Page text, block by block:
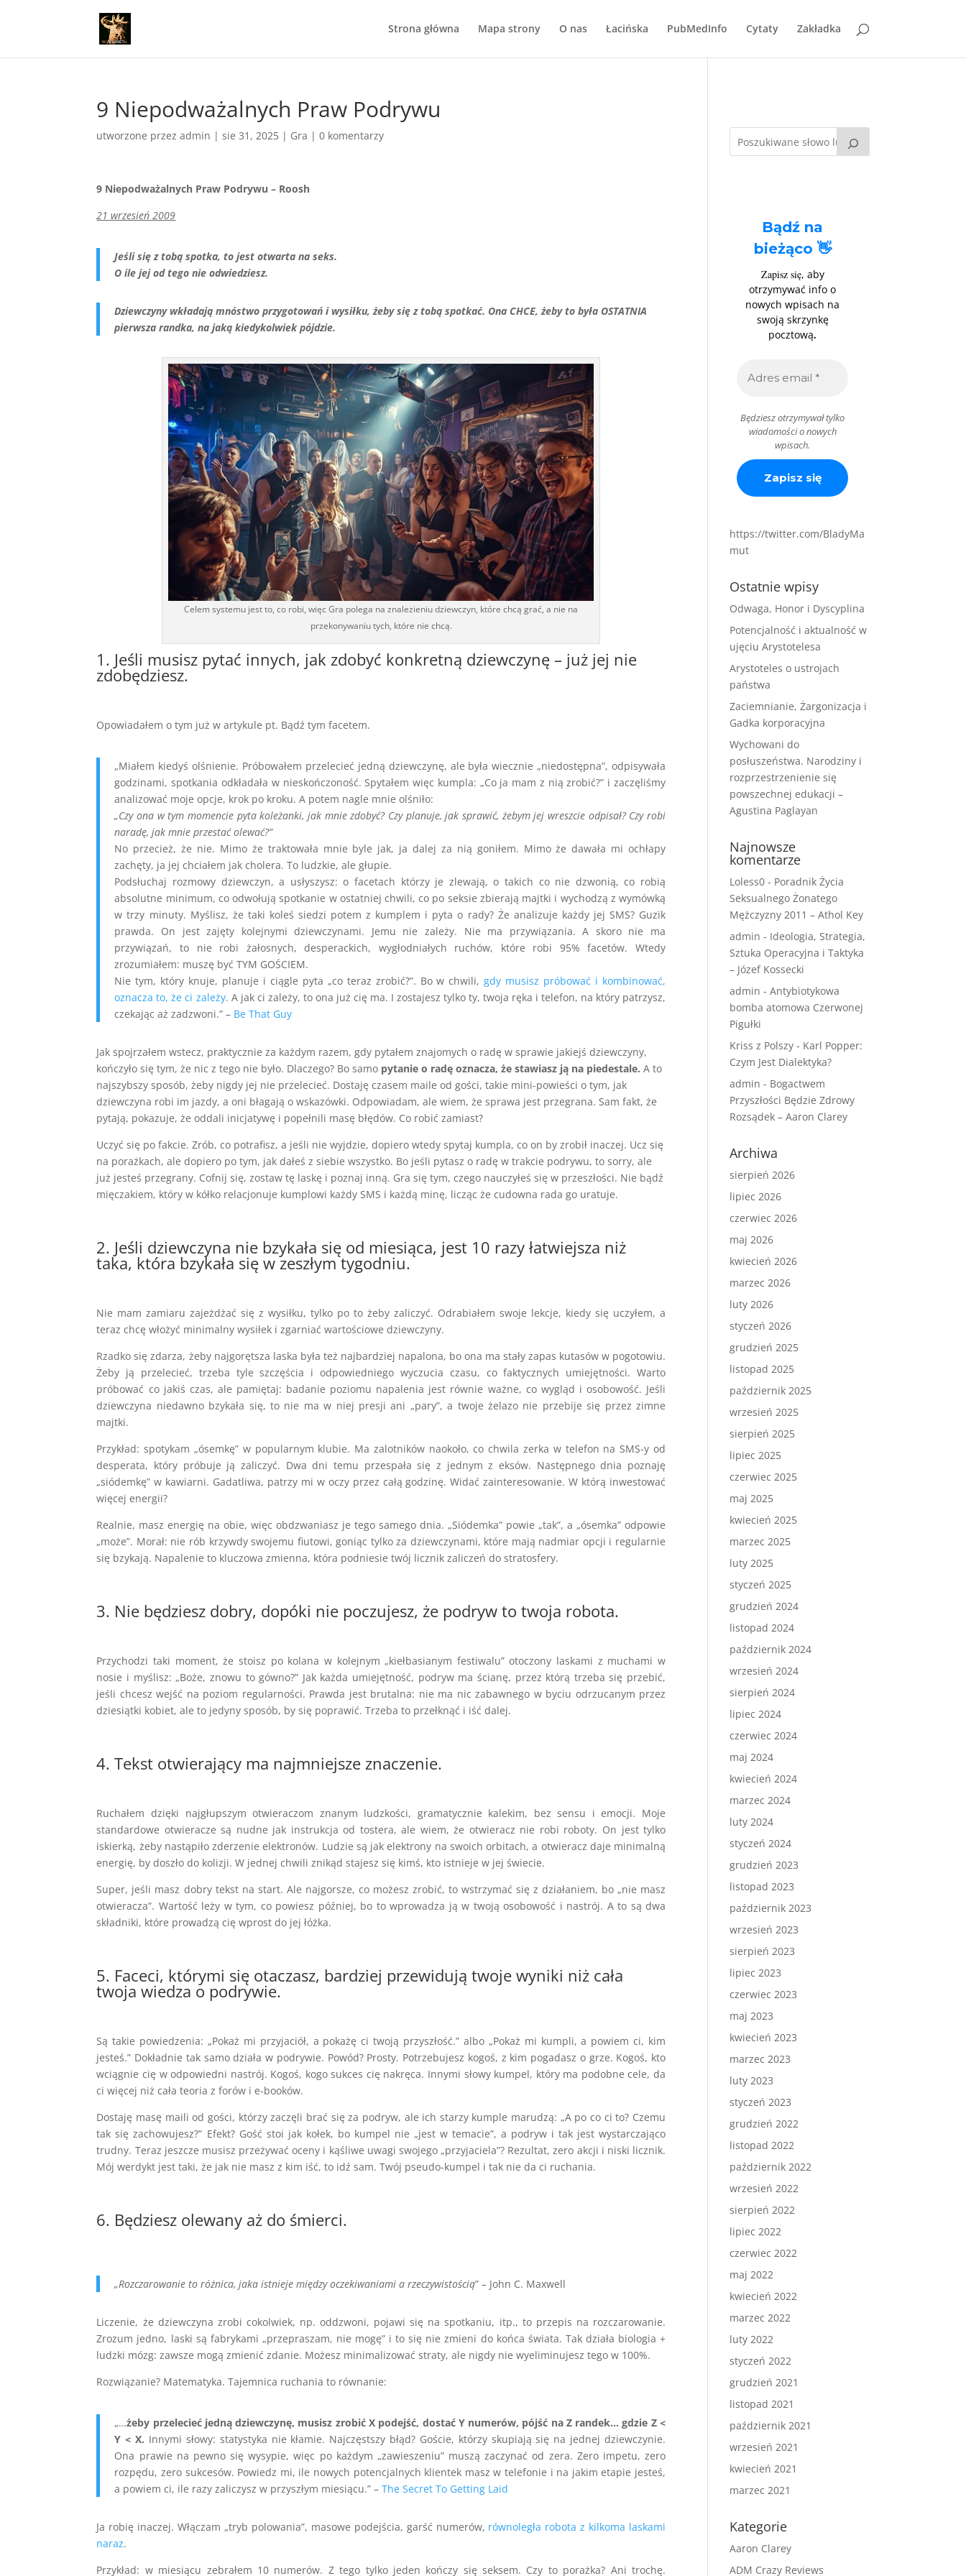
Strona główna Mapa strony O nas Łacińska PubMedInfo Cytaty Zakładka
9 Niepodważalnych Praw Podrywu
utworzone przezadmin |sie 31, 2025 | Gra |0 komentarzy
9 Niepodważalnych Praw Podrywu – Roosh
21 wrzesień 2009
Jeśli się z tobą spotka, to jest otwarta na seks.
O ile jej od tego nie odwiedziesz.
Dziewczyny wkładają mnóstwo przygotowań i wysiłku, żeby się z tobą spotkać. Ona CHCE, żeby to była OSTATNIA
pierwsza randka, na jaką kiedykolwiek pójdzie.
Celem systemu jest to, co robi, więc Gra polega na znalezieniu dziewczyn, które chcą grać, a nie na
przekonywaniu tych, które nie chcą.
1. Jeśli musisz pytać innych, jak zdobyć konkretną dziewczynę – już jej nie
zdobędziesz.
Opowiadałem o tym już w artykule pt. Bądź tym facetem.
„Miałem kiedyś olśnienie. Próbowałem przelecieć jedną dziewczynę, ale była wiecznie „niedostępna”, odpisywała
godzinami, spotkania odkładała w nieskończoność. Spytałem więc kumpla: „Co ja mam z nią zrobić?” i zaczęliśmy
analizować moje opcje, krok po kroku. A potem nagle mnie olśniło:
„Czy ona w tym momencie pyta koleżanki, jak mnie zdobyć? Czy planuje, jak sprawić, żebym jej wreszcie odpisał? Czy robi
naradę, jak mnie przestać olewać?”
No przecież, że nie. Mimo że traktowała mnie byle jak, ja dalej za nią goniłem. Mimo że dawała mi ochłapy
zachęty, ja jej chciałem jak cholera. To ludzkie, ale głupie.
Podsłuchaj rozmowy dziewczyn, a usłyszysz: o facetach którzy je zlewają, o takich co nie dzwonią, co robią
absolutne minimum, co odwołują spotkanie w ostatniej chwili, co po seksie zbierają majtki i wychodzą z wymówką
w trzy minuty. Myślisz, że taki koleś siedzi potem z kumplem i pyta o rady? Że analizuje każdy jej SMS? Guzik
prawda. On jest zajęty kolejnymi dziewczynami. Jemu nie zależy. Nie ma przywiązania. A skoro nie ma
przywiązań, to nie robi żałosnych, desperackich, wygłodniałych ruchów, które robi 95% facetów. Wtedy
zrozumiałem: muszę być TYM GOŚCIEM.
Nie tym, który knuje, planuje i ciągle pyta „co teraz zrobić?”. Bo w chwili,gdy musisz próbować i kombinować,
oznacza to, że ci zależy. A jak ci zależy, to ona już cię ma. I zostajesz tylko ty, twoja ręka i telefon, na który patrzysz,
czekając aż zadzwoni.” – Be That Guy
Jak spojrzałem wstecz, praktycznie za każdym razem, gdy pytałem znajomych o radę w sprawie jakiejś dziewczyny,
kończyło się tym, że nic z tego nie było. Dlaczego? Bo samo pytanie o radę oznacza, że stawiasz ją na piedestale.A to
najszybszy sposób, żeby nigdy jej nie przelecieć. Dostaję czasem maile od gości, takie mini-powieści o tym, jak
dziewczyna robi im jazdy, a oni błagają o wskazówki. Odpowiadam, ale wiem, że sprawa jest przegrana. Sam fakt, że
pytają, pokazuje, że oddali inicjatywę i popełnili masę błędów. Co robić zamiast?
Uczyć się po fakcie. Zrób, co potrafisz, a jeśli nie wyjdzie, dopiero wtedy spytaj kumpla, co on by zrobił inaczej. Ucz się
na porażkach, ale dopiero po tym, jak dałeś z siebie wszystko. Bo jeśli pytasz o radę w trakcie podrywu, to sorry, ale
już jesteś przegrany. Cofnij się, zostaw tę laskę i poznaj inną. Gra się tym, czego nauczyłeś się w przeszłości. Nie bądź
mięczakiem, który w kółko relacjonuje kumplowi każdy SMS i każdą minę, licząc że cudowna rada go uratuje.
2. Jeśli dziewczyna nie bzykała się od miesiąca, jest 10 razy łatwiejsza niż
taka, która bzykała się w zeszłym tygodniu.
Nie mam zamiaru zajeżdżać się z wysiłku, tylko po to żeby zaliczyć. Odrabiałem swoje lekcje, kiedy się uczyłem, a
teraz chcę włożyć minimalny wysiłek i zgarniać wartościowe dziewczyny.
Rzadko się zdarza, żeby najgorętsza laska była też najbardziej napalona, bo ona ma stały zapas kutasów w pogotowiu.
Żeby ją przelecieć, trzeba tyle szczęścia i odpowiedniego wyczucia czasu, co faktycznych umiejętności. Warto
próbować co jakiś czas, ale pamiętaj: badanie poziomu napalenia jest równie ważne, co wygląd i osobowość. Jeśli
dziewczyna niedawno bzykała się, to nie ma w niej presji ani „pary”, a twoje żelazo nie przebije się przez zimne
majtki.
Przykład: spotykam „ósemkę” w popularnym klubie. Ma zalotników naokoło, co chwila zerka w telefon na SMS-y od
desperata, który próbuje ją zaliczyć. Dwa dni temu przespała się z jednym z eksów. Następnego dnia poznaję
„siódemkę” w kawiarni. Gadatliwa, patrzy mi w oczy przez całą godzinę. Widać zainteresowanie. W którą inwestować
więcej energii?
Realnie, masz energię na obie, więc obdzwaniasz je tego samego dnia. „Siódemka” powie „tak”, a „ósemka” odpowie
„może”. Morał: nie rób krzywdy swojemu fiutowi, goniąc tylko za dziewczynami, które mają nadmiar opcji i regularnie
się bzykają. Napalenie to kluczowa zmienna, która podniesie twój licznik zaliczeń do stratosfery.
3. Nie będziesz dobry, dopóki nie poczujesz, że podryw to twoja robota.
Przychodzi taki moment, że stoisz po kolana w kolejnym „kiełbasianym festiwalu” otoczony laskami z muchami w
nosie i myślisz: „Boże, znowu to gówno?” Jak każda umiejętność, podryw ma ścianę, przez którą trzeba się przebić,
jeśli chcesz wejść na poziom regularności. Prawda jest brutalna: nie ma nic zabawnego w byciu odrzucanym przez
dziesiątki kobiet, ale to jedyny sposób, by się poprawić. Trzeba to przełknąć i iść dalej.
4. Tekst otwierający ma najmniejsze znaczenie.
Ruchałem dzięki najgłupszym otwieraczom znanym ludzkości, gramatycznie kalekim, bez sensu i emocji. Moje
standardowe otwieracze są nudne jak instrukcja od tostera, ale wiem, że otwieracz nie robi roboty. On jest tylko
iskierką, żeby nastąpiło zderzenie elektronów. Ludzie są jak elektrony na swoich orbitach, a otwieracz daje minimalną
energię, by doszło do kolizji. W jednej chwili znikąd stajesz się kimś, kto istnieje w jej świecie.
Super, jeśli masz dobry tekst na start. Ale najgorsze, co możesz zrobić, to wstrzymać się z działaniem, bo „nie masz
otwieracza”. Wartość leży w tym, co powiesz później, bo to wprowadza ją w twoją osobowość i nastrój. A to są dwa
składniki, które prowadzą cię wprost do jej łóżka.
5. Faceci, którymi się otaczasz, bardziej przewidują twoje wyniki niż cała
twoja wiedza o podrywie.
Są takie powiedzenia: „Pokaż mi przyjaciół, a pokażę ci twoją przyszłość.” albo „Pokaż mi kumpli, a powiem ci, kim
jesteś.” Dokładnie tak samo działa w podrywie. Powód? Prosty. Potrzebujesz kogoś, z kim pogadasz o grze. Kogoś, kto
wciągnie cię w odpowiedni nastrój. Kogoś, kogo sukces cię nakręca. Innymi słowy kumpel, który ma podobne cele, da
ci więcej niż cała teoria z forów i e-booków.
Dostaję masę maili od gości, którzy zaczęli brać się za podryw, ale ich starzy kumple marudzą: „A po co ci to? Czemu
tak się zachowujesz?” Efekt? Gość stoi jak kołek, bo kumpel nie „jest w temacie”, a podryw i tak jest wystarczająco
trudny. Teraz jeszcze musisz przeżywać oceny i kąśliwe uwagi swojego „przyjaciela”? Rezultat, zero akcji i niski licznik.
Mój werdykt jest taki, że jak nie masz z kim iść, to idź sam. Twój pseudo-kumpel i tak nie da ci ruchania.
6. Będziesz olewany aż do śmierci.
„Rozczarowanie to różnica, jaka istnieje między oczekiwaniami a rzeczywistością” – John C. Maxwell
Liczenie, że dziewczyna zrobi cokolwiek, np. oddzwoni, pojawi się na spotkaniu, itp., to przepis na rozczarowanie.
Zrozum jedno, laski są fabrykami „przepraszam, nie mogę” i to się nie zmieni do końca świata. Tak działa biologia +
ludzki mózg: zawsze mogą zmienić zdanie. Możesz minimalizować straty, ale nigdy nie wyeliminujesz tego w 100%.
Rozwiązanie? Matematyka. Tajemnica ruchania to równanie:
„…żeby przelecieć jedną dziewczynę, musisz zrobić X podejść, dostać Y numerów, pójść na Z randek… gdzie Z <
Y < X. Innymi słowy: statystyka nie kłamie. Najczęstszy błąd? Goście, którzy skupiają się na jednej dziewczynie.
Ona prawie na pewno się wysypie, więc po każdym „zawieszeniu” muszą zaczynać od zera. Zero impetu, zero
rozpędu, zero sukcesów. Powiedz mi, ile nowych potencjalnych klientek masz w telefonie i na jakim etapie jesteś,
a powiem ci, ile razy zaliczysz w przyszłym miesiącu.” –The Secret To Getting Laid
Ja robię inaczej. Włączam „tryb polowania”, masowe podejścia, garść numerów, równoległa robota z kilkoma laskami
naraz.
Przykład: w miesiącu zebrałem 10 numerów. Z tego tylko jeden kończy się seksem. Czy to porażka? Ani trochę.
Bądź na
bieżąco 👋
Zapisz się, aby
otrzymywać info o
nowych wpisach na
swoją skrzynkę
pocztową.
Będziesz otrzymywał tylko
wiadomości o nowych
wpisach.
https://twitter.com/BladyMa
mut
Ostatnie wpisy
Odwaga, Honor i Dyscyplina
Potencjalność i aktualność w
ujęciu Arystotelesa
Arystoteles o ustrojach
państwa
Zaciemnianie, Żargonizacja i
Gadka korporacyjna
Wychowani do
posłuszeństwa. Narodziny i
rozprzestrzenienie się
powszechnej edukacji –
Agustina Paglayan
Najnowsze
komentarze
Loless0 - Poradnik Życia
Seksualnego Żonatego
Mężczyzny 2011 – Athol Key
admin - Ideologia, Strategia,
Sztuka Operacyjna i Taktyka
– Józef Kossecki
admin -Antybiotykowa
bomba atomowa Czerwonej
Pigułki
Kriss z Polszy - Karl Popper:
Czym Jest Dialektyka?
admin - Bogactwem
Przyszłości Będzie Zdrowy
Rozsądek – Aaron Clarey
Archiwa
sierpień 2026
lipiec 2026
czerwiec 2026
maj 2026
kwiecień 2026
marzec 2026
luty 2026
styczeń 2026
grudzień 2025
listopad 2025
październik 2025
wrzesień 2025
sierpień 2025
lipiec 2025
czerwiec 2025
maj 2025
kwiecień 2025
marzec 2025
luty 2025
styczeń 2025
grudzień 2024
listopad 2024
październik 2024
wrzesień 2024
sierpień 2024
lipiec 2024
czerwiec 2024
maj 2024
kwiecień 2024
marzec 2024
luty 2024
styczeń 2024
grudzień 2023
listopad 2023
październik 2023
wrzesień 2023
sierpień 2023
lipiec 2023
czerwiec 2023
maj 2023
kwiecień 2023
marzec 2023
luty 2023
styczeń 2023
grudzień 2022
listopad 2022
październik 2022
wrzesień 2022
sierpień 2022
lipiec 2022
czerwiec 2022
maj 2022
kwiecień 2022
marzec 2022
luty 2022
styczeń 2022
grudzień 2021
listopad 2021
październik 2021
wrzesień 2021
kwiecień 2021
marzec 2021
Kategorie
Aaron Clarey
ADM Crazy Reviews